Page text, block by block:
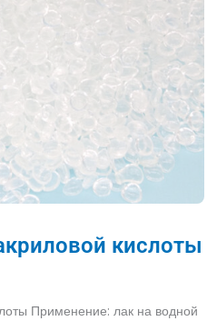
кислоты
Применение: лак на водной